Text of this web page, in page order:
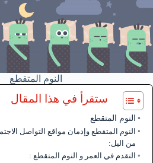
النوم المتقطع
ستقرأ في هذا المقال
النوم المتقطع
النوم المتقطع وإدمان مواقع التواصل
من اليل:
التقدم في العمر و النوم المتقطع :